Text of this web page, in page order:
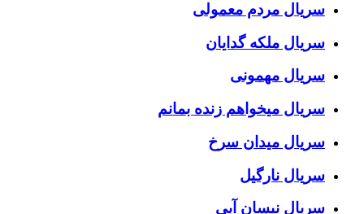
سریال مردم معمولی
سریال ملکه گدایان
سریال مهمونی
سریال میخواهم زنده بمانم
سریال میدان سرخ
سریال نارگیل
سریال نیسان آبی